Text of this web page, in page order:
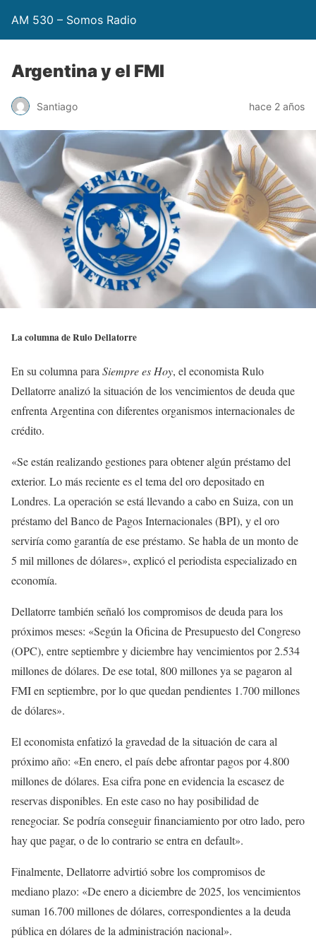
AM 530 – Somos Radio
Argentina y el FMI
Santiago hace 2 años
La columna de Rulo Dellatorre
En su columna paraSiempre es Hoy, el economista Rulo
Dellatorre analizó la situación de los vencimientos de deuda que
enfrenta Argentina con diferentes organismos internacionales de
crédito.
«Se están realizando gestiones para obtener algún préstamo del
exterior. Lo más reciente es el tema del oro depositado en
Londres. La operación se está llevando a cabo en Suiza, con un
préstamo del Banco de Pagos Internacionales (BPI), y el oro
serviría como garantía de ese préstamo. Se habla de un monto de
5 mil millones de dólares», explicó el periodista especializado en
economía.
Dellatorre también señaló los compromisos de deuda para los
próximos meses: «Según la Oficina de Presupuesto del Congreso
(OPC), entre septiembre y diciembre hay vencimientos por 2.534
millones de dólares. De ese total, 800 millones ya se pagaron al
FMI en septiembre, por lo que quedan pendientes 1.700 millones
de dólares».
El economista enfatizó la gravedad de la situación de cara al
próximo año: «En enero, el país debe afrontar pagos por 4.800
millones de dólares. Esa cifra pone en evidencia la escasez de
reservas disponibles. En este caso no hay posibilidad de
renegociar. Se podría conseguir financiamiento por otro lado, pero
hay que pagar, o de lo contrario se entra en default».
Finalmente, Dellatorre advirtió sobre los compromisos de
mediano plazo: «De enero a diciembre de 2025, los vencimientos
suman 16.700 millones de dólares, correspondientes a la deuda
pública en dólares de la administración nacional».